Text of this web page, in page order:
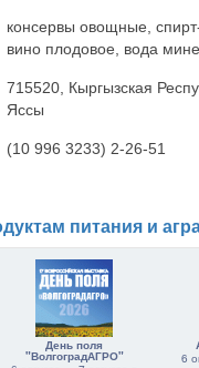
консервы овощные,
вино плодовое, вода
715520, Кыргызская
Яссы
(10 996 3233) 2-26-51
питания и
День поля
"ВолгоградАГРО"
6